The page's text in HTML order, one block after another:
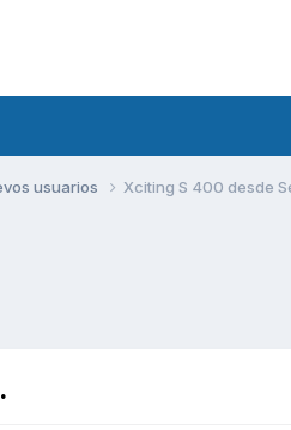
usuarios Xciting S 400 desde